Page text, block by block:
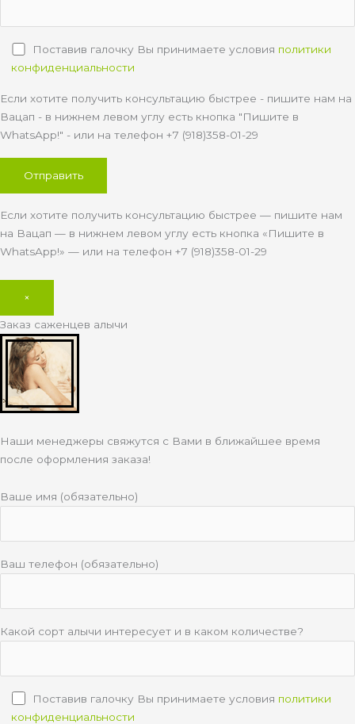
Поставив галочку Вы принимаете условия политики
конфиденциальности
Если хотите получить консультацию быстрее - пишите нам на
Вацап - в нижнем левом углу есть кнопка "Пишите в
WhatsApp!" - или на телефон +7 (918)358-01-29
Если хотите получить консультацию быстрее — пишите нам
на Вацап — в нижнем левом углу есть кнопка «Пишите в
WhatsApp!» — или на телефон +7 (918)358-01-29
×
Заказ саженцев алычи
Наши менеджеры свяжутся с Вами в ближайшее время
после оформления заказа!
Ваше имя (обязательно)
Ваш телефон (обязательно)
Какой сорт алычи интересует и в каком количестве?
Поставив галочку Вы принимаете условия политики
конфиденциальности